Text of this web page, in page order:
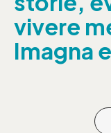
vivere
Imagna